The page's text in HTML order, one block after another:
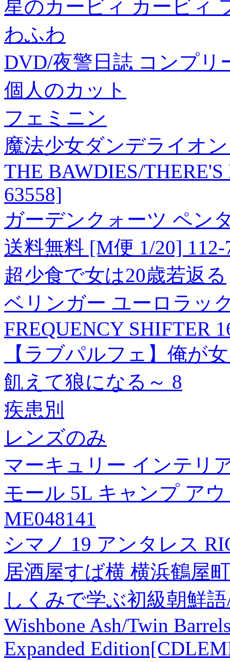
星のカービィ カービィ
わふわ
DVD/夜警日誌 コンプ
個人のカット
フェミニン
魔法少女ダンデライオ
THE BAWDIES/
63558]
ガーデンクォーツ ペン
送料無料 [M便 1/20] 112-
超少食で女は20歳若返る
ベリンガー ユーロラッ
FREQUENCY SHIFTER
【ラブパルフェ】俺が
飢えて狼になる～ 8
疾患別
レンズのみ
マーキュリー インテリ
モール 5L キャンプ ア
ME048141
シマノ 19 アンタレス
居酒屋すば横 横浜鶴屋
しくみで学ぶ初級朝鮮
Wishbone Ash/Twin
Expanded